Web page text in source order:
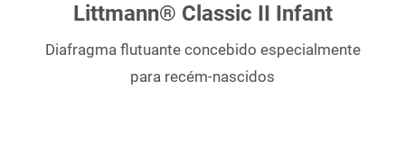
Littmann® Classic II Infant
Diafragma flutuante concebido especialmente
para recém-nascidos